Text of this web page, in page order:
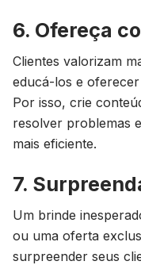
6. Ofereça
Clientes valorizam
educá-los e
Por isso, crie
resolver problemas
mais eficiente.
7.
Um brinde
ou uma oferta
surpreender seus